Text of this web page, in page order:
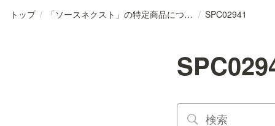
トップ / 「ソースネクスト」の特定商品について / SPC02941